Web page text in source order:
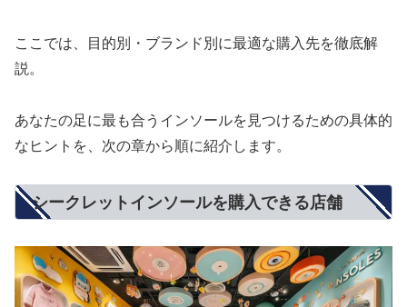
ここでは、目的別・ブランド別に最適な購入先を徹底解
説。
あなたの足に最も合うインソールを見つけるための具体的
なヒントを、次の章から順に紹介します。
シークレットインソールを購入できる店舗